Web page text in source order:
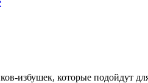
избушек, которые подойдут